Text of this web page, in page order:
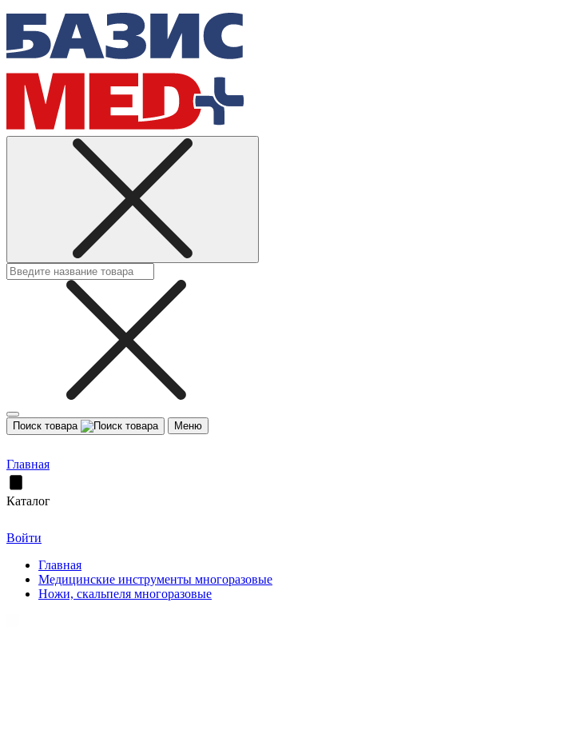
Поиск товара Меню
Главная
Каталог
Войти
Главная
Медицинские инструменты многоразовые
Ножи, скальпеля многоразовые